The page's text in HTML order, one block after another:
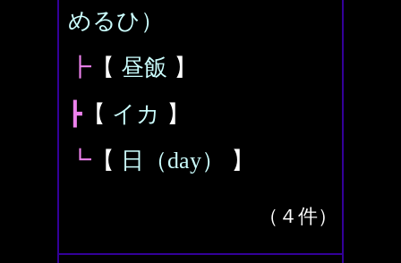
めるひ）
┣ 【 昼飯 】
┣ 【 イカ 】
┗ 【 日（day） 】
（４件）